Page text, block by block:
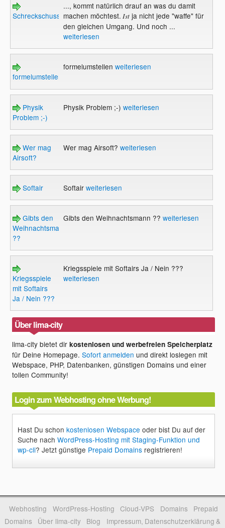
Schreckschusspistolen
..., kommt natürlich drauf an was du damit
machen möchtest. Istja nicht jede "waffe" für
den gleichen Umgang. Und noch ...
weiterlesen
formelumstellen
formelumstellen weiterlesen
Physik
Problem ;-)
Physik Problem ;-) weiterlesen
Wer mag
Airsoft?
Wer mag Airsoft? weiterlesen
Softair Softair weiterlesen
Gibts den
Weihnachtsmann
??
Gibts den Weihnachtsmann ?? weiterlesen
Kriegsspiele
mit Softairs
Ja / Nein ???
Kriegsspiele mit Softairs Ja / Nein ???
weiterlesen
Über lima-city
lima-city bietet dirkostenlosen und werbefreien Speicherplatz
für Deine Homepage.Sofort anmelden und direkt loslegen mit
Webspace, PHP, Datenbanken, günstigen Domains und einer
tollen Community!
Login zum Webhosting ohne Werbung!
Hast Du schonkostenlosen Webspace oder bist Du auf der
Suche nachWordPress-Hosting mit Staging-Funktion und
wp-cli? Jetzt günstige Prepaid Domains registrieren!
Webhosting WordPress-Hosting Cloud-VPS Domains
Prepaid
Domains
Über lima-city Blog Impressum, Datenschutzerklärung &